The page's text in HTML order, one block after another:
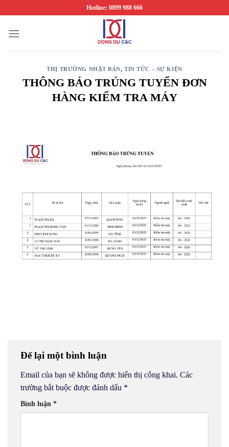
nội
Hotline: 0899 988 666
THỊ TRƯỜNG NHẬT BẢN,TIN TỨC – SỰ KIỆN
THÔNG BÁO TRÚNG TUYỂN ĐƠN
HÀNG KIỂM TRA MÁY
Để lại một bình luận
Email của bạn sẽ không được hiển thị công khai. Các
trường bắt buộc được đánh dấu *
Bình luận *